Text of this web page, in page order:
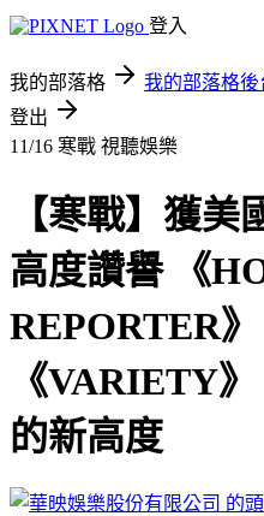
登入
我的部落格 我的部落格後
登出
11/16 寒戰 視聽娛樂
【寒戰】獲
高度讚譽 《
REPORTER》
《VARIETY
的新高度